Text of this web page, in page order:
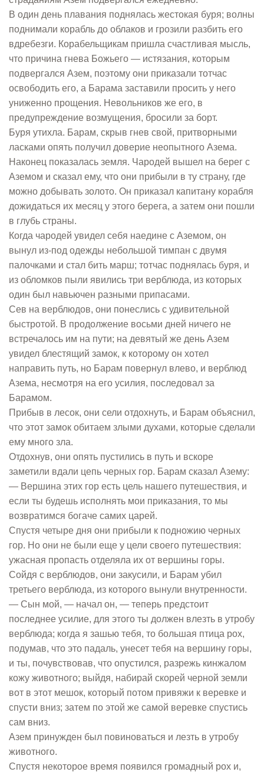
В один день плавания поднялась жестокая буря; волны
поднимали корабль до облаков и грозили разбить его
вдребезги. Корабельщикам пришла счастливая мысль,
что причина гнева Божьего — истязания, которым
подвергался Азем, поэтому они приказали тотчас
освободить его, а Барама заставили просить у него
униженно прощения. Невольников же его, в
предупреждение возмущения, бросили за борт.
Буря утихла. Барам, скрыв гнев свой, притворными
ласками опять получил доверие неопытного Азема.
Наконец показалась земля. Чародей вышел на берег с
Аземом и сказал ему, что они прибыли в ту страну, где
можно добывать золото. Он приказал капитану корабля
дожидаться их месяц у этого берега, а затем они пошли
в глубь страны.
Когда чародей увидел себя наедине с Аземом, он
вынул из-под одежды небольшой тимпан с двумя
палочками и стал бить марш; тотчас поднялась буря, и
из обломков пыли явились три верблюда, из которых
один был навьючен разными припасами.
Сев на верблюдов, они понеслись с удивительной
быстротой. В продолжение восьми дней ничего не
встречалось им на пути; на девятый же день Азем
увидел блестящий замок, к которому он хотел
направить путь, но Барам повернул влево, и верблюд
Азема, несмотря на его усилия, последовал за
Барамом.
Прибыв в лесок, они сели отдохнуть, и Барам объяснил,
что этот замок обитаем злыми духами, которые сделали
ему много зла.
Отдохнув, они опять пустились в путь и вскоре
заметили вдали цепь черных гор. Барам сказал Азему:
— Вершина этих гор есть цель нашего путешествия, и
если ты будешь исполнять мои приказания, то мы
возвратимся богаче самих царей.
Спустя четыре дня они прибыли к подножию черных
гор. Но они не были еще у цели своего путешествия:
ужасная пропасть отделяла их от вершины горы.
Сойдя с верблюдов, они закусили, и Барам убил
третьего верблюда, из которого вынули внутренности.
— Сын мой, — начал он, — теперь предстоит
последнее усилие, для этого ты должен влезть в утробу
верблюда; когда я зашью тебя, то большая птица рох,
подумав, что это падаль, унесет тебя на вершину горы,
и ты, почувствовав, что опустился, разрежь кинжалом
кожу животного; выйдя, набирай скорей черной земли
вот в этот мешок, который потом привяжи к веревке и
спусти вниз; затем по этой же самой веревке спустись
сам вниз.
Азем принужден был повиноваться и лезть в утробу
животного.
Спустя некоторое время появился громадный рох и,